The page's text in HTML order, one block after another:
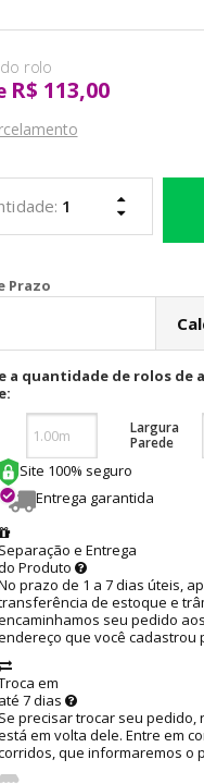
R$ 113,00
a quantidade de rolos de
Largura
Parede
Site 100% seguro
Entrega garantida
Separação e Entrega
Produto
prazo de 1 a 7 dias úteis,
de estoque e
seu pedido
que você cadastrou
em
até 7 dias
Se precisar trocar seu
em volta dele. Entre em
que informaremos o